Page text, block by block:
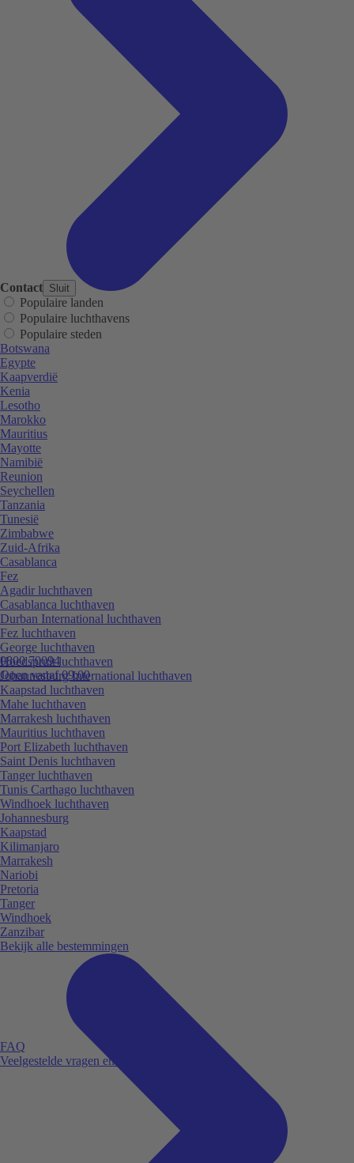
Contact Sluit
0800 70094
Open vanaf 09:00
FAQ
Veelgestelde vragen en antwoorden.
Populaire landen
Populaire luchthavens
Populaire steden
Botswana
Egypte
Kaapverdië
Kenia
Lesotho
Marokko
Mauritius
Mayotte
Namibië
Reunion
Seychellen
Tanzania
Tunesië
Zimbabwe
Zuid-Afrika
Casablanca
Fez
Agadir luchthaven
Casablanca luchthaven
Durban International luchthaven
Fez luchthaven
George luchthaven
Hoedspruit luchthaven
Johannesburg International luchthaven
Kaapstad luchthaven
Mahe luchthaven
Marrakesh luchthaven
Mauritius luchthaven
Port Elizabeth luchthaven
Saint Denis luchthaven
Tanger luchthaven
Tunis Carthago luchthaven
Windhoek luchthaven
Johannesburg
Kaapstad
Kilimanjaro
Marrakesh
Nariobi
Pretoria
Tanger
Windhoek
Zanzibar
Bekijk alle bestemmingen